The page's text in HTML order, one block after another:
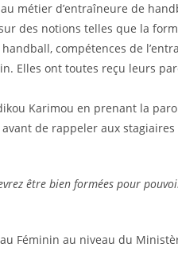
métier d’entraîneure de
des notions telles que la
compétences de
Elles ont toutes reçu leurs
Karimou en prenant la
de rappeler aux stagiaires
être bien formées pour
Féminin au niveau du